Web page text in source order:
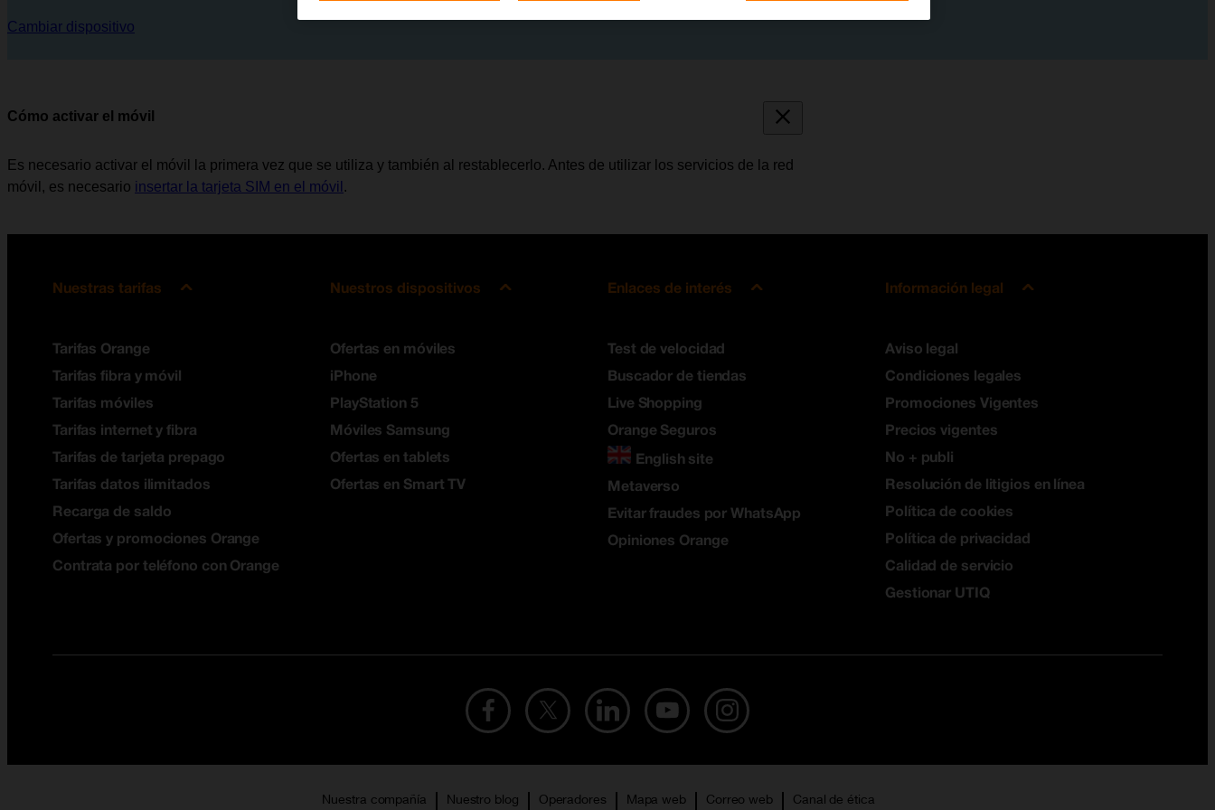
Cambiar dispositivo
Cómo activar el móvil
Es necesario activar el móvil la primera vez que se utiliza y también al restablecerlo. Antes de utilizar los servicios de la red
móvil, es necesario insertar la tarjeta SIM en el móvil .
Nuestras tarifas
Tarifas Orange
Tarifas fibra y móvil
Tarifas móviles
Tarifas internet y fibra
Tarifas de tarjeta prepago
Tarifas datos ilimitados
Recarga de saldo
Ofertas y promociones Orange
Contrata por teléfono con Orange
Nuestros dispositivos
Ofertas en móviles
iPhone
PlayStation 5
Móviles Samsung
Ofertas en tablets
Ofertas en Smart TV
Enlaces de interés
Test de velocidad
Buscador de tiendas
Live Shopping
Orange Seguros
English site
Metaverso
Evitar fraudes por WhatsApp
Opiniones Orange
Información legal
Aviso legal
Condiciones legales
Promociones Vigentes
Precios vigentes
No + publi
Resolución de litigios en línea
Política de cookies
Política de privacidad
Calidad de servicio
Gestionar UTIQ
Nuestra compañía Nuestro blog Operadores Mapa web Correo web Canal de ética